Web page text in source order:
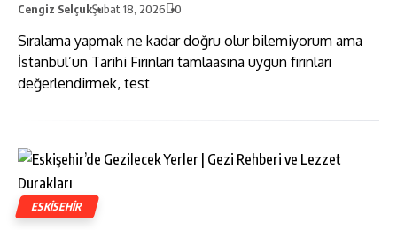
Cengiz SelçukŞubat 18, 2026 0
Sıralama yapmak ne kadar doğru olur bilemiyorum ama
İstanbul’un Tarihi Fırınları tamlaasına uygun fırınları
değerlendirmek, test
ESKISEHIR